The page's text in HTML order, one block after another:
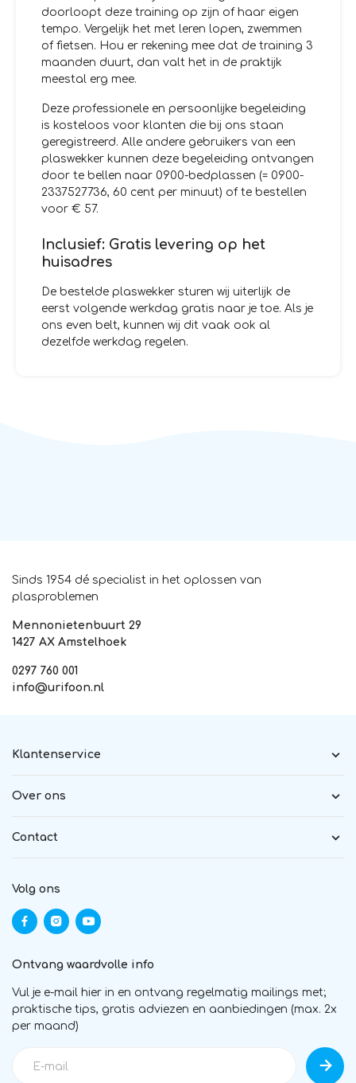
doorloopt deze training op zijn of haar eigen
tempo. Vergelijk het met leren lopen, zwemmen
of fietsen. Hou er rekening mee dat de training 3
maanden duurt, dan valt het in de praktijk
meestal erg mee.
Deze professionele en persoonlijke begeleiding
is kosteloos voor klanten die bij ons staan
geregistreerd. Alle andere gebruikers van een
plaswekker kunnen deze begeleiding ontvangen
door te bellen naar 0900-bedplassen (= 0900-
2337527736, 60 cent per minuut) of te bestellen
voor € 57.
Inclusief: Gratis levering op het
huisadres
De bestelde plaswekker sturen wij uiterlijk de
eerst volgende werkdag gratis naar je toe. Als je
ons even belt, kunnen wij dit vaak ook al
dezelfde werkdag regelen.
Sinds 1954 dé specialist in het oplossen van
plasproblemen
Mennonietenbuurt 29
1427 AX Amstelhoek
0297 760 001
info@urifoon.nl
Klantenservice
Over ons
Contact
Volg ons
Ontvang waardvolle info
Vul je e-mail hier in en ontvang regelmatig mailings met;
praktische tips, gratis adviezen en aanbiedingen (max. 2x
per maand)